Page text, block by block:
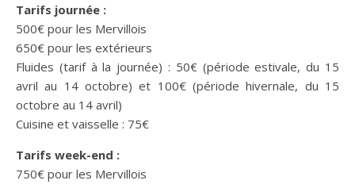
Tarifs journée :
500€ pour les Mervillois
650€ pour les extérieurs
Fluides (tarif à la journée) : 50€ (période estivale, du 15
avril au 14 octobre) et 100€ (période hivernale, du 15
octobre au 14 avril)
Cuisine et vaisselle : 75€
Tarifs week-end :
750€ pour les Mervillois